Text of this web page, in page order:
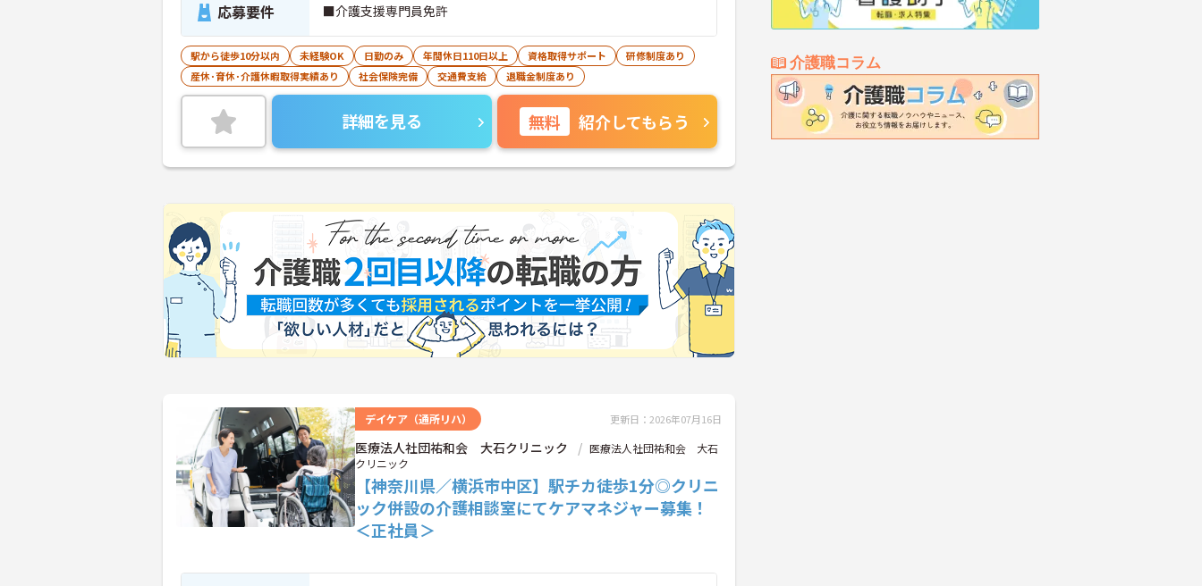
介護職コラム
応募要件 ■介護支援専門員免許
駅から徒歩10分以内 未経験OK 日勤のみ 年間休日110日以上 資格取得サポート
研修制度あり
産休･育休･介護休暇取得実績あり
社会保険完備 交通費支給 退職金制度あり
詳細を見る 無料 紹介してもらう
デイケア（通所リハ） 更新日：2026年07月16日
医療法人社団祐和会 大石クリニック
医療法人社団祐和会 大石
クリニック
【神奈川県／横浜市中区】駅チカ徒歩1分◎クリニ
ック併設の介護相談室にてケアマネジャー募集！
＜正社員＞